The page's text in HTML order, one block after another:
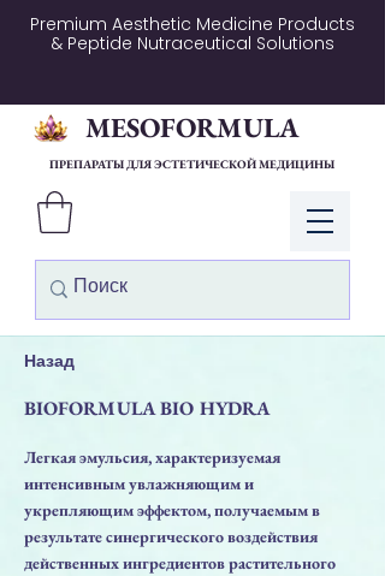
Premium Aesthetic Medicine Products
& Peptide Nutraceutical Solutions
Войти
MESOFORMULA
ПРЕПАРАТЫ ДЛЯ ЭСТЕТИЧЕСКОЙ МЕДИЦИНЫ
Назад
BIOFORMULA BIO HYDRA
Легкая эмульсия, характеризуемая
интенсивным увлажняющим и
укрепляющим эффектом, получаемым в
результате синергического воздействия
действенных ингредиентов растительного